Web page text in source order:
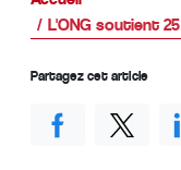
L'ONG soutient
Partagez cet article